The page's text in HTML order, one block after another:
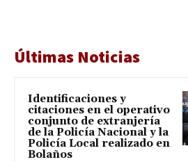
Últimas Noticias
Identificaciones y
citaciones en el operativo
conjunto de extranjería
de la Policía Nacional y la
Policía Local realizado en
Bolaños